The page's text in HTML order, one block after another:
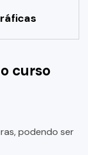
curso
podendo ser